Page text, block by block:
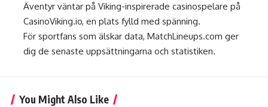
Äventyr väntar på Viking-inspirerade casinospelare på
CasinoViking.io, en plats fylld med spänning.
För sportfans som älskar data, MatchLineups.com ger
dig de senaste uppsättningarna och statistiken.
You Might Also Like